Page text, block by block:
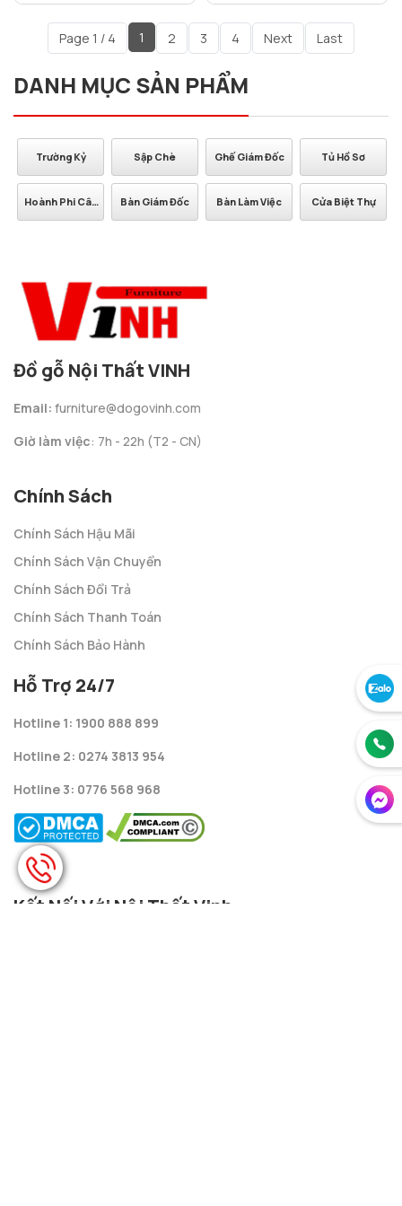
Page 1 / 4 1 2 3 4 Next Last
DANH MỤC SẢN PHẨM
Trường Kỷ
Hoành Phi Câu
Sập Chè
Bàn Giám Đốc
Ghế Giám Đốc
Bàn Làm Việc
Tủ Hồ Sơ
Cửa Biệt Thự
Đồ gỗ Nội Thất VINH
Email: furniture@dogovinh.com
Giờ làm việc: 7h - 22h (T2 - CN)
Chính Sách
Chính Sách Hậu Mãi
Chính Sách Vận Chuyển
Chính Sách Đổi Trả
Chính Sách Thanh Toán
Chính Sách Bảo Hành
Hỗ Trợ 24/7
Hotline 1: 1900 888 899
Hotline 2: 0274 3813 954
Hotline 3: 0776 568 968
Kết Nối Với Nội Thất Vinh